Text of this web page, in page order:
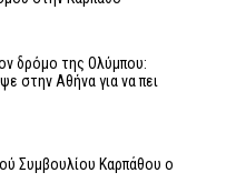
δρόμο της Ολύμπου:
στην Αθήνα για να πει
Συμβουλίου Καρπάθου ο